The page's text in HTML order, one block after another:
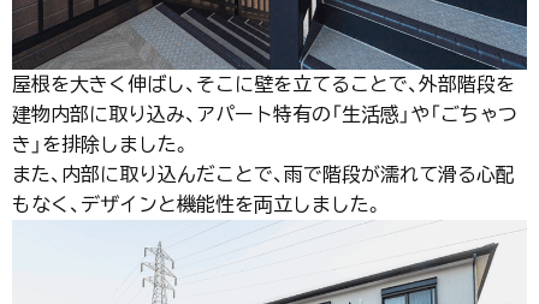
屋根を大きく伸ばし、そこに壁を立てることで、外部階段を
建物内部に取り込み、アパート特有の「生活感」や「ごちゃつ
き」を排除しました。
また、内部に取り込んだことで、雨で階段が濡れて滑る心配
もなく、デザインと機能性を両立しました。